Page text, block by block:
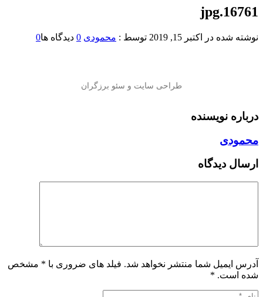
16761.jpg
نوشته شده در اکتبر 15, 2019 توسط : محمودی 0 دیدگاه ها0
درباره نویسنده
محمودی
ارسال دیدگاه
آدرس ایمیل شما منتشر نخواهد شد. فیلد های ضروری با * مشخص
شده است. *